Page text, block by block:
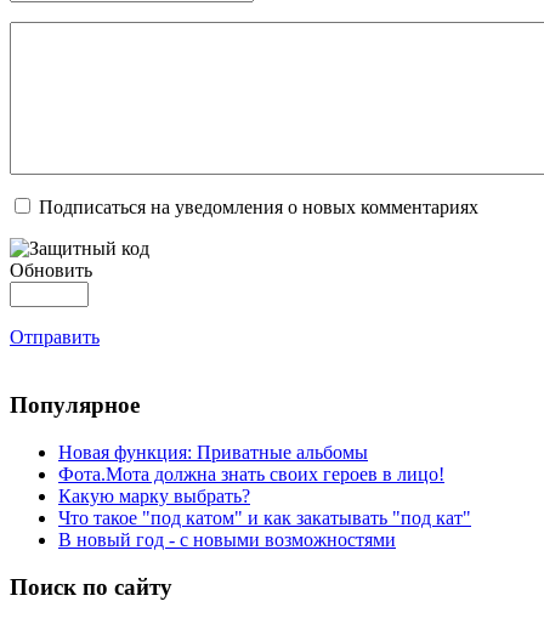
Подписаться на уведомления о новых комментариях
Обновить
Отправить
Популярное
Новая функция: Приватные альбомы
Фота.Мота должна знать своих героев в лицо!
Какую марку выбрать?
Что такое "под катом" и как закатывать "под кат"
В новый год - с новыми возможностями
Поиск по сайту